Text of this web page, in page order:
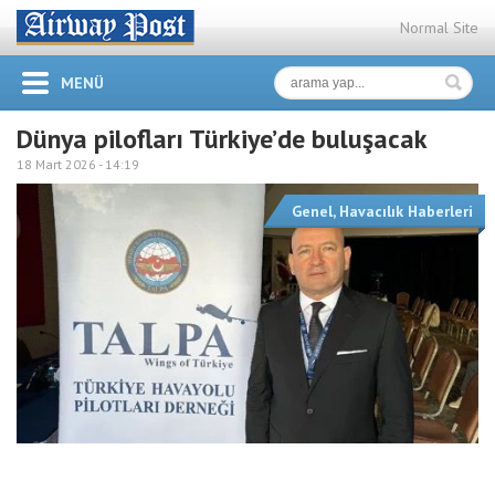
Normal Site
MENÜ
Dünya pilofları Türkiye’de buluşacak
18 Mart 2026 - 14:19
Genel, Havacılık Haberleri